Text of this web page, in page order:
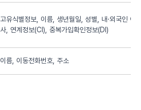
고유식별정보, 이름, 생년월일, 성별, 내·외국인
사, 연계정보(CI), 중복가입확인정보(DI)
이름, 이동전화번호, 주소